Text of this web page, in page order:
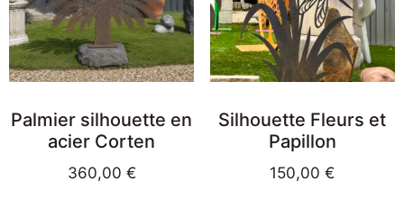
Palmier silhouette en
acier Corten
360,00 €
Silhouette Fleurs et
Papillon
150,00€